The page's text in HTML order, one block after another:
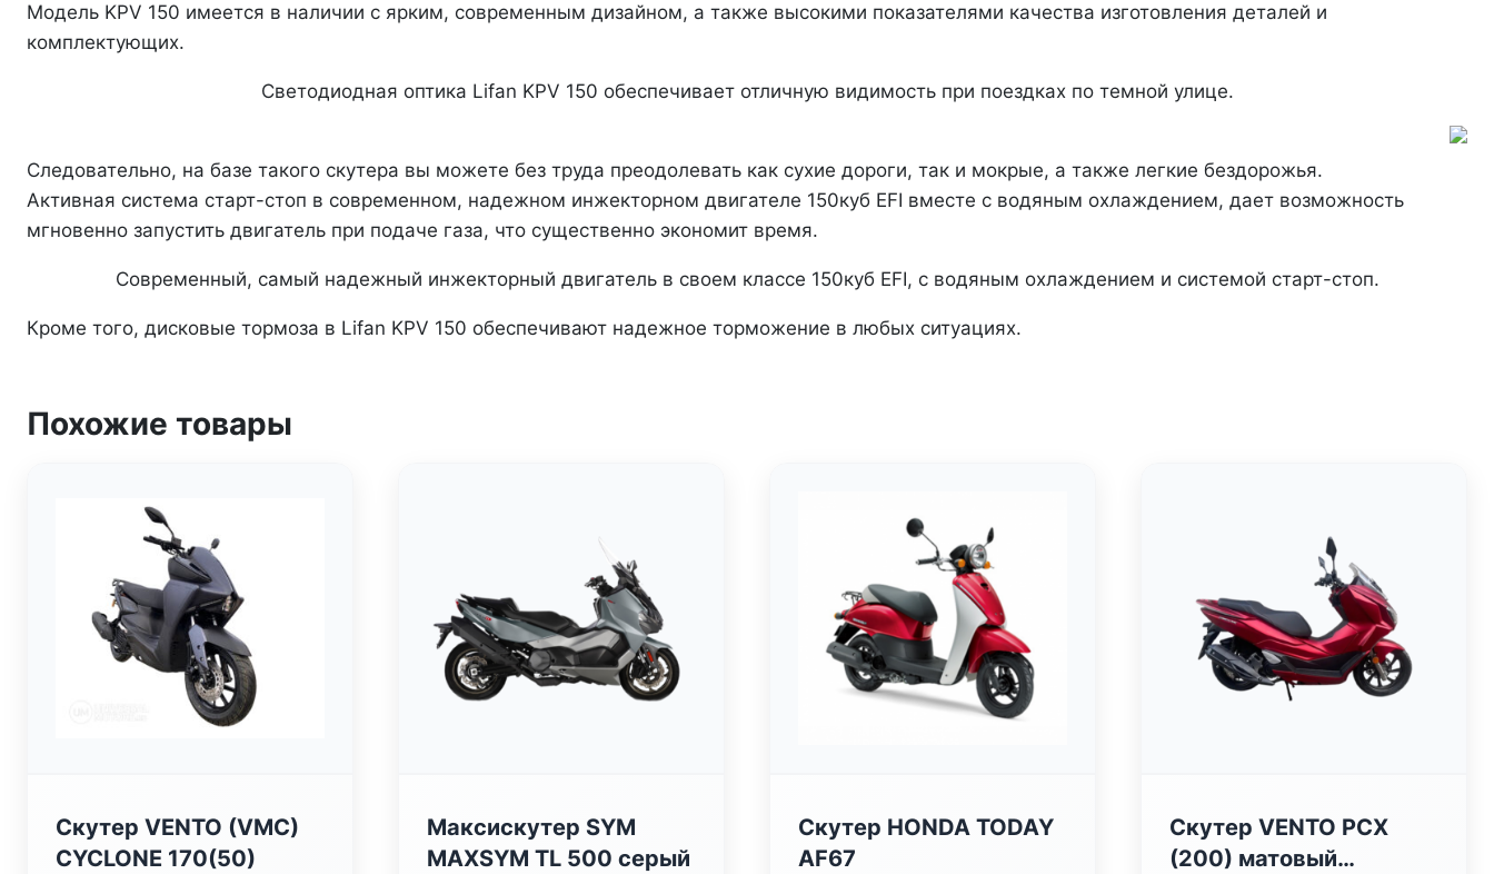
Модель KPV 150 имеется в наличии с ярким, современным дизайном, а также высокими показателями качества изготовления деталей и
комплектующих.
Светодиодная оптика Lifan KPV 150 обеспечивает отличную видимость при поездках по темной улице.
Следовательно, на базе такого скутера вы можете без труда преодолевать как сухие дороги, так и мокрые, а также легкие бездорожья.
Активная система старт-стоп в современном, надежном инжекторном двигателе 150куб EFI вместе с водяным охлаждением, дает возможность
мгновенно запустить двигатель при подаче газа, что существенно экономит время.
Современный, самый надежный инжекторный двигатель в своем классе 150куб EFI, с водяным охлаждением и системой старт-стоп.
Кроме того, дисковые тормоза в Lifan KPV 150 обеспечивают надежное торможение в любых ситуациях.
Похожие товары
Скутер VENTO (VMC)
CYCLONE 170(50)
Максискутер SYM
MAXSYM TL 500 серый
Скутер HONDA TODAY
AF67
Скутер VENTO PCX
(200) матовый